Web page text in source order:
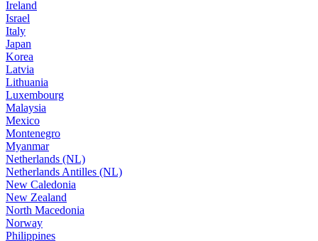
Ireland
Israel
Italy
Japan
Korea
Latvia
Lithuania
Luxembourg
Malaysia
Mexico
Montenegro
Myanmar
Netherlands (NL)
Netherlands Antilles (NL)
New Caledonia
New Zealand
North Macedonia
Norway
Philippines